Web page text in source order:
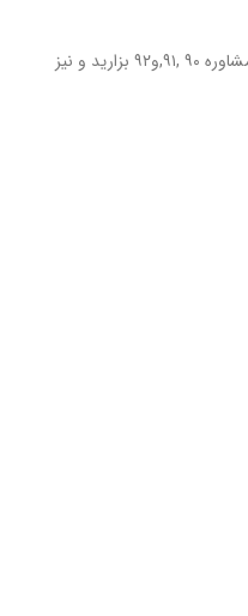
لطفا کلید سوالات آزمون دکتری مشاوره ۹۰ ,۹۱,و۹۲ بزارید و نیز